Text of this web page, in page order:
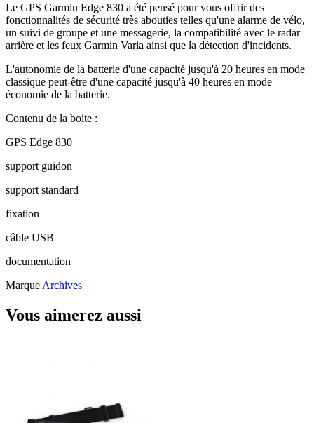
Le GPS Garmin Edge 830 a été pensé pour vous offrir des
fonctionnalités de sécurité très abouties telles qu'une alarme de vélo,
un suivi de groupe et une messagerie, la compatibilité avec le radar
arrière et les feux Garmin Varia ainsi que la détection d'incidents.
L'autonomie de la batterie d'une capacité jusqu'à 20 heures en mode
classique peut-être d'une capacité jusqu'à 40 heures en mode
économie de la batterie.
Contenu de la boite :
GPS Edge 830
support guidon
support standard
fixation
câble USB
documentation
Marque Archives
Vous aimerez aussi